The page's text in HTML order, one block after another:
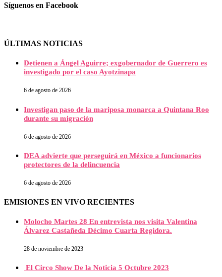
Síguenos en Facebook
ÚLTIMAS NOTICIAS
Detienen a Ángel Aguirre; exgobernador de Guerrero es
investigado por el caso Ayotzinapa
6 de agosto de 2026
Investigan paso de la mariposa monarca a Quintana Roo
durante su migración
6 de agosto de 2026
DEA advierte que perseguirá en México a funcionarios
protectores de la delincuencia
6 de agosto de 2026
EMISIONES EN VIVO RECIENTES
Molocho Martes 28 En entrevista nos visita Valentina
Álvarez Castañeda Décimo Cuarta Regidora.
28 de noviembre de 2023
El Circo Show De la Noticia 5 Octubre 2023